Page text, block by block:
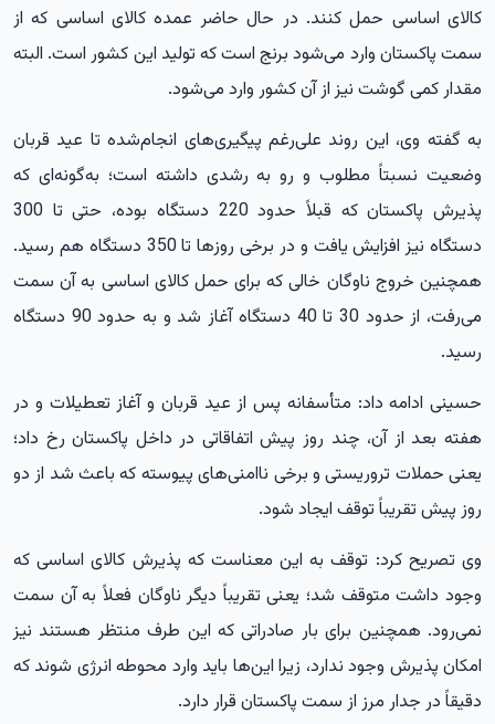
کالای اساسی حمل کنند. در حال حاضر عمده کالای اساسی که از
سمت پاکستان وارد می‌شود برنج است که تولید این کشور است. البته
مقدار کمی گوشت نیز از آن کشور وارد می‌شود.
به گفته وی، این روند علی‌رغم پیگیری‌های انجام‌شده تا عید قربان
وضعیت نسبتاً مطلوب و رو به رشدی داشته است؛ به‌گونه‌ای که
پذیرش پاکستان که قبلاً حدود 220 دستگاه بوده، حتی تا 300
دستگاه نیز افزایش یافت و در برخی روزها تا 350 دستگاه هم رسید.
همچنین خروج ناوگان خالی که برای حمل کالای اساسی به آن سمت
می‌رفت، از حدود 30 تا 40 دستگاه آغاز شد و به حدود 90 دستگاه
رسید.
حسینی ادامه داد: متأسفانه پس از عید قربان و آغاز تعطیلات و در
هفته بعد از آن، چند روز پیش اتفاقاتی در داخل پاکستان رخ داد؛
یعنی حملات تروریستی و برخی ناامنی‌های پیوسته که باعث شد از دو
روز پیش تقریباً توقف ایجاد شود.
وی تصریح کرد: توقف به این معناست که پذیرش کالای اساسی که
وجود داشت متوقف شد؛ یعنی تقریباً دیگر ناوگان فعلاً به آن سمت
نمی‌رود. همچنین برای بار صادراتی که این طرف منتظر هستند نیز
امکان پذیرش وجود ندارد، زیرا این‌ها باید وارد محوطه انرژی شوند که
دقیقاً در جدار مرز از سمت پاکستان قرار دارد.